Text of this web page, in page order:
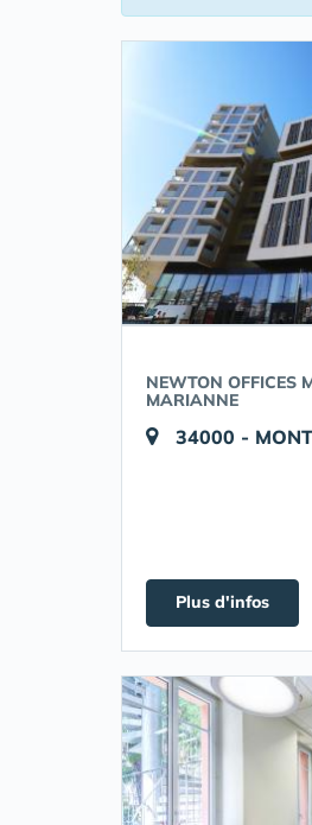
NEWTON OFFICES
MARIANNE
34000 -
Plus d'infos